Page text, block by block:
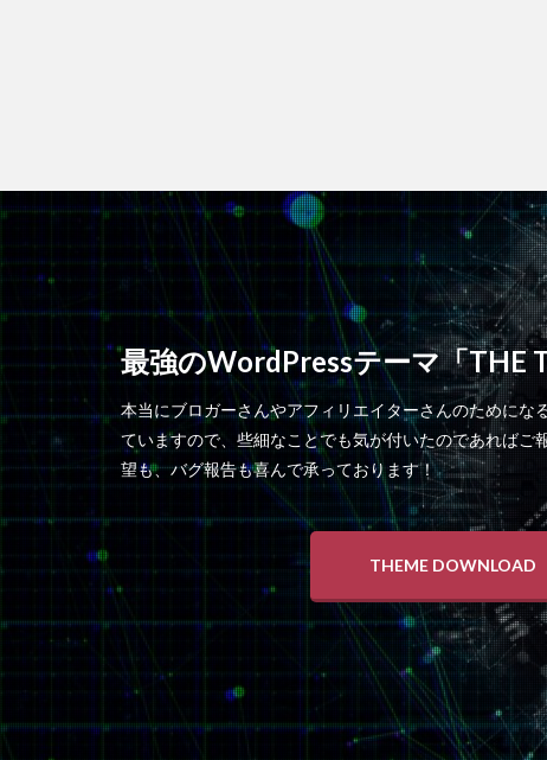
最強のWordPressテーマ「THE
本当にブロガーさんやアフィリエイターさんのためにな
ていますので、些細なことでも気が付いたのであればご
望も、バグ報告も喜んで承っております！
THEME DOWNLOAD